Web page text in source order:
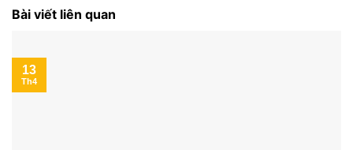
Bài viết liên quan
13
Th4